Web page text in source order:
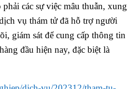
các sự việc mâu thuẫn, xung
vụ thám tử đã hỗ trợ người
giám sát để cung cấp thông tin
đầu hiện nay, đặc biệt là